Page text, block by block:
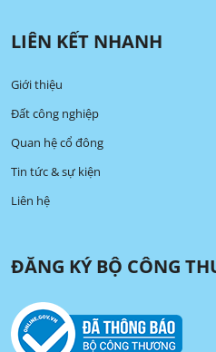
LIÊN KẾT NHANH
Giới thiệu
Đất công nghiệp
Quan hệ cổ đông
Tin tức & sự kiện
Liên hệ
ĐĂNG KÝ BỘ CÔNG